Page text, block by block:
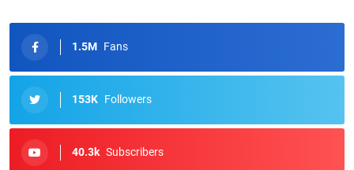
1.5M Fans
153K Followers
40.3k Subscribers